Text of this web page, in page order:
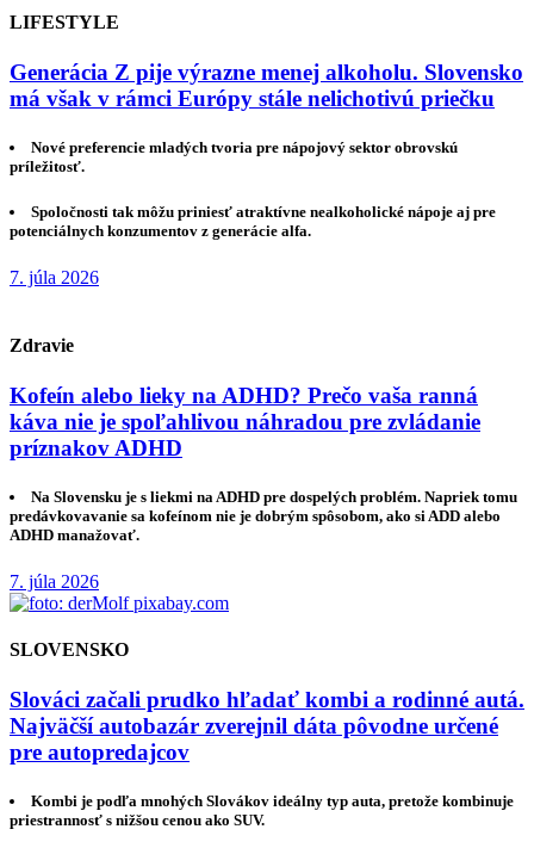
LIFESTYLE
Generácia Z pije výrazne menej alkoholu. Slovensko
má však v rámci Európy stále nelichotivú priečku
Nové preferencie mladých tvoria pre nápojový sektor obrovskú
príležitosť.
Spoločnosti tak môžu priniesť atraktívne nealkoholické nápoje aj pre
potenciálnych konzumentov z generácie alfa.
7. júla 2026
Zdravie
Kofeín alebo lieky na ADHD? Prečo vaša ranná
káva nie je spoľahlivou náhradou pre zvládanie
príznakov ADHD
Na Slovensku je s liekmi na ADHD pre dospelých problém. Napriek tomu
predávkovavanie sa kofeínom nie je dobrým spôsobom, ako si ADD alebo
ADHD manažovať.
7. júla 2026
SLOVENSKO
Slováci začali prudko hľadať kombi a rodinné autá.
Najväčší autobazár zverejnil dáta pôvodne určené
pre autopredajcov
Kombi je podľa mnohých Slovákov ideálny typ auta, pretože kombinuje
priestrannosť s nižšou cenou ako SUV.